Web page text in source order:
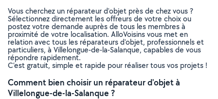
Vous cherchez un réparateur d'objet près de chez vous ?
Sélectionnez directement les offreurs de votre choix ou
postez votre demande auprès de tous les membres à
proximité de votre localisation. AlloVoisins vous met en
relation avec tous les réparateurs d'objet, professionnels et
particuliers, à Villelongue-de-la-Salanque, capables de vous
répondre rapidement.
C’est gratuit, simple et rapide pour réaliser tous vos projets !
Comment bien choisir un réparateur d'objet à
Villelongue-de-la-Salanque ?